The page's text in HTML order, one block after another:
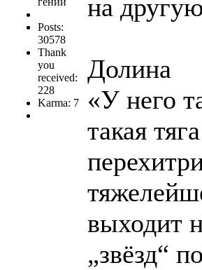
Posts:
30578
Thank
you
received:
228
Karma: 7
на
Долина
«У него
такая
выходит
„звёзд“